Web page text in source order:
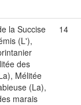
la Succise
(L'),
des
Mélitée
(La),
marais
14